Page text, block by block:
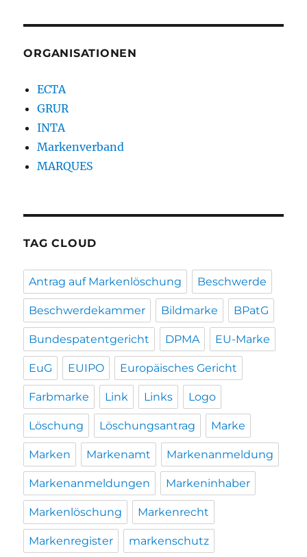
ORGANISATIONEN
ECTA
GRUR
INTA
Markenverband
MARQUES
TAG CLOUD
Antrag auf Markenlöschung Beschwerde
Beschwerdekammer Bildmarke BPatG
Bundespatentgericht DPMA EU-Marke
EuG EUIPO Europäisches Gericht
Farbmarke Link Links Logo
Löschung Löschungsantrag Marke
Marken Markenamt Markenanmeldung
Markenanmeldungen Markeninhaber
Markenlöschung Markenrecht
Markenregister markenschutz